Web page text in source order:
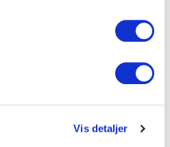
Vis detaljer